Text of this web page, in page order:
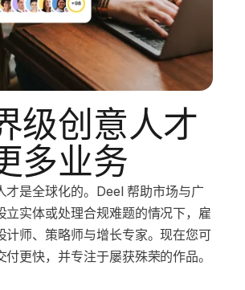
级创意人才
多业务
才是全球化的。Deel 帮助市场与广
立实体或处理合规难题的情况下，雇
计师、策略师与增长专家。现在您可
付更快，并专注于屡获殊荣的作品。